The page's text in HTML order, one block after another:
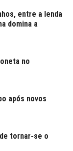
entre a lenda
domina a
no
após novos
tornar-se o